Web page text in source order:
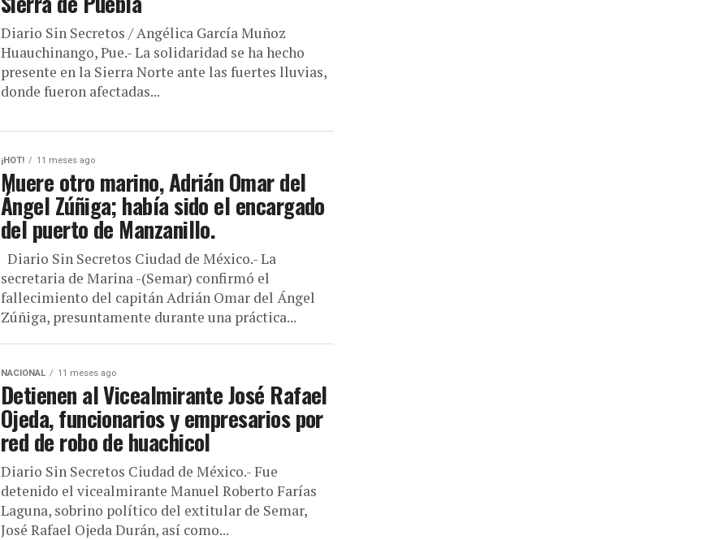
Diario Sin Secretos / Angélica García Muñoz
Huauchinango, Pue.- La solidaridad se ha hecho
presente en la Sierra Norte ante las fuertes lluvias,
donde fueron afectadas...
¡HOT! 11 meses ago
Muere otro marino, Adrián Omar del
Ángel Zúñiga; había sido el encargado
del puerto de Manzanillo.
Diario Sin Secretos Ciudad de México.- La
secretaria de Marina -(Semar) confirmó el
fallecimiento del capitán Adrián Omar del Ángel
Zúñiga, presuntamente durante una práctica...
NACIONAL 11 meses ago
Detienen al Vicealmirante José Rafael
Ojeda, funcionarios y empresarios por
red de robo de huachicol
Diario Sin Secretos Ciudad de México.- Fue
detenido el vicealmirante Manuel Roberto Farías
Laguna, sobrino político del extitular de Semar,
José Rafael Ojeda Durán, así como...